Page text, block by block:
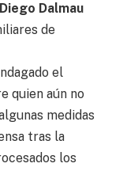
Dalmau
de
el
quien aún no
medidas
tras la
los